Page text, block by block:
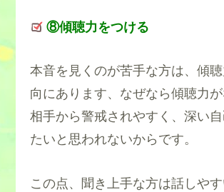
⑧傾聴力をつける
本音を見くのが苦手な方は、傾
向にあります、なぜなら傾聴力が
相手から警戒されやすく、深い
たいと思われないからです。
この点、聞き上手な方は話しや